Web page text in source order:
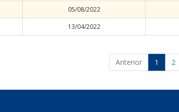
05/08/2022
13/04/2022
Anterior
1 2